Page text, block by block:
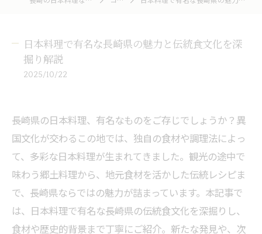
日本料理で有名な長崎県の魅力と伝統食文化を深
掘り解説
2025/10/22
長崎県の日本料理、有名なものをご存じでしょうか？異
国文化が交わるこの地では、独自の食材や調理法によっ
て、多彩な日本料理が生まれてきました。観光の途中で
味わう郷土料理から、地元食材を活かした伝統レシピま
で、長崎県ならではの魅力が詰まっています。本記事で
は、日本料理で有名な長崎県の伝統食文化を深掘りし、
食材や歴史的背景まで丁寧にご紹介。新たな発見や、次